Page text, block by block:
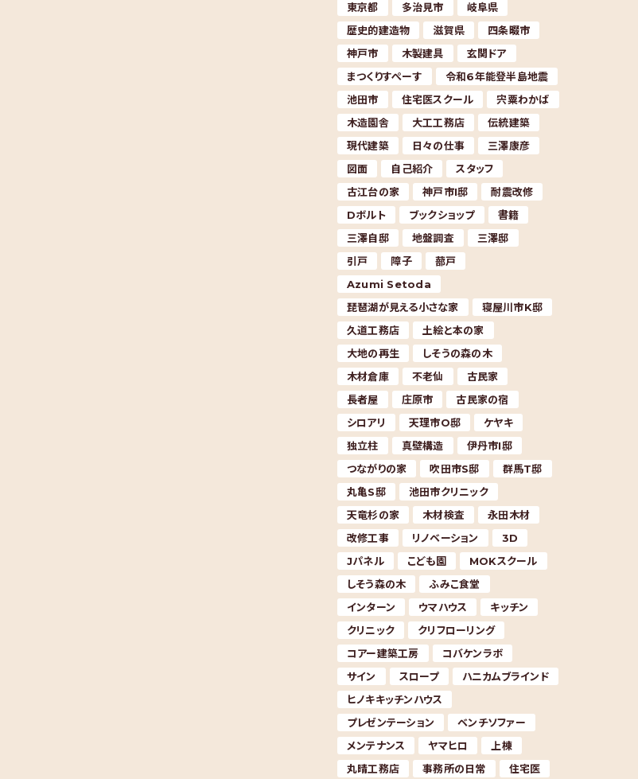
東京都
多治見市
岐阜県
歴史的建造物
滋賀県
四条畷市
神戸市
木製建具
玄関ドア
まつくりすぺーす
令和6年能登半島地震
池田市
住宅医スクール
宍粟わかば
木造園舎
大工工務店
伝統建築
現代建築
日々の仕事
三澤康彦
図面
自己紹介
スタッフ
古江台の家
神戸市I邸
耐震改修
Dボルト
ブックショップ
書籍
三澤自邸
地盤調査
三澤邸
引戸
障子
蔀戸
Azumi Setoda
琵琶湖が見える小さな家
寝屋川市K邸
久道工務店
土絵と本の家
大地の再生
しそうの森の木
木材倉庫
不老仙
古民家
長者屋
庄原市
古民家の宿
シロアリ
天理市O邸
ケヤキ
独立柱
真壁構造
伊丹市I邸
つながりの家
吹田市S邸
群馬T邸
丸亀S邸
池田市クリニック
天竜杉の家
木材検査
永田木材
改修工事
リノベーション
3D
Jパネル
こども園
MOKスクール
しそう森の木
ふみこ食堂
インターン
ウマハウス
キッチン
クリニック
クリフローリング
コアー建築工房
コバケンラボ
サイン
スロープ
ハニカムブラインド
ヒノキキッチンハウス
プレゼンテーション
ベンチソファー
メンテナンス
ヤマヒロ
上棟
丸晴工務店
事務所の日常 住宅医